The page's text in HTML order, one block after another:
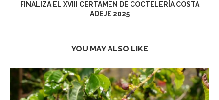
FINALIZA EL XVIII CERTAMEN DE COCTELERÍA COSTA
ADEJE 2025
YOU MAY ALSO LIKE